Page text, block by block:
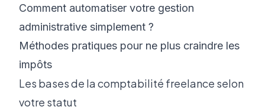
Comment automatiser votre gestion
administrative simplement ?
Méthodes pratiques pour ne plus craindre les
impôts
Les bases de la comptabilité freelance selon
votre statut